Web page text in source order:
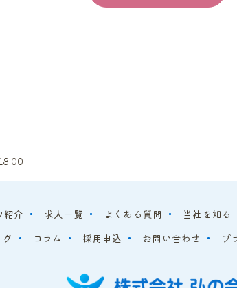
紹介 求人一覧 よくある質問 当社を知る
コラム 採用申込 お問い合わせ プ